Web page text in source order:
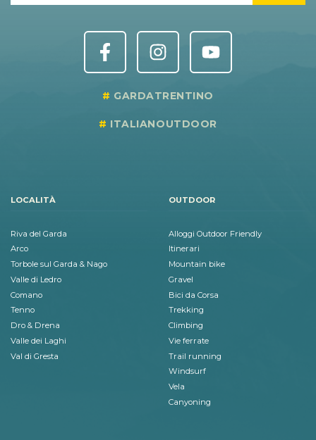
GARDATRENTINO
ITALIANOUTDOOR
LOCALITÀ
Riva del Garda
Arco
Torbole sul Garda & Nago
Valle di Ledro
Comano
Tenno
Dro & Drena
Valle dei Laghi
Val di Gresta
OUTDOOR
Alloggi Outdoor Friendly
Itinerari
Mountain bike
Gravel
Bici da Corsa
Trekking
Climbing
Vie ferrate
Trail running
Windsurf
Vela
Canyoning